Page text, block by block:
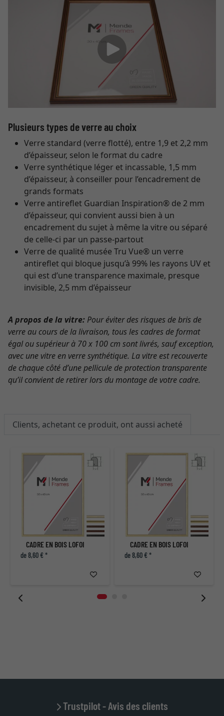
Plusieurs types de verre au choix
Verre standard (verre flotté), entre 1,9 et 2,2 mm
d’épaisseur, selon le format du cadre
Verre synthétique léger et incassable, 1,5 mm
d’épaisseur, à conseiller pour l’encadrement de
grands formats
Verre antireflet Guardian Inspiration® de 2 mm
d’épaisseur, qui convient aussi bien à un
encadrement du sujet à même la vitre ou séparé
de celle-ci par un passe-partout
Verre de qualité musée Tru Vue® un verre
antireflet qui bloque jusqu’à 99% les rayons UV et
qui est d’une transparence maximale, presque
invisible, 2,5 mm d’épaisseur
A propos de la vitre: Pour éviter des risques de bris de
verre au cours de la livraison, tous les cadres de format
égal ou supérieur à 70 x 100 cm sont livrés, sauf exception,
avec une vitre en verre synthétique. La vitre est recouverte
de chaque côté d’une pellicule de protection transparente
qu’il convient de retirer lors du montage de votre cadre.
Clients, achetant ce produit, ont aussi acheté
CADRE EN BOIS LOFOI
de 8,60 € *
CADRE EN BOIS LOFOI
de 8,60 € *
Trustpilot - Avis des clients